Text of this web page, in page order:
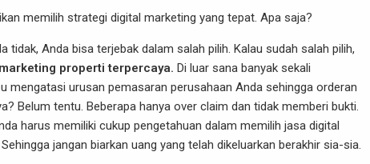
memilih strategi digital marketing yang tepat. Apa saja?
Anda bisa terjebak dalam salah pilih. Kalau sudah salah pilih,
properti terpercaya. Di luar sana banyak sekali
mengatasi urusan pemasaran perusahaan Anda sehingga orderan
Belum tentu. Beberapa hanya over claim dan tidak memberi bukti.
harus memiliki cukup pengetahuan dalam memilih jasa digital
jangan biarkan uang yang telah dikeluarkan berakhir sia-sia.